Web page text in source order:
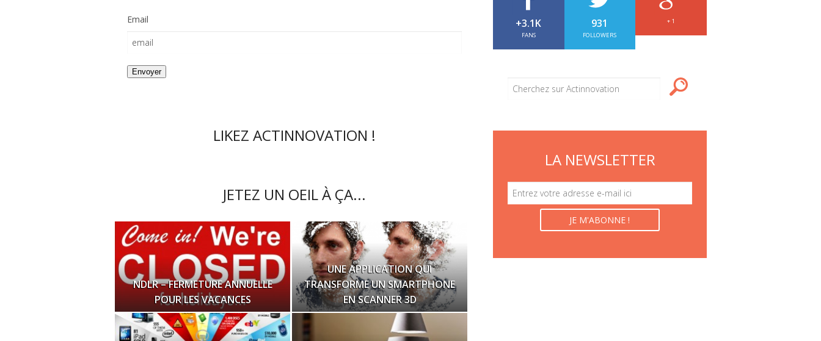
Email
LIKEZ ACTINNOVATION !
JETEZ UN OEIL À ÇA...
NDLR – FERMETURE ANNUELLE
POUR LES VACANCES
UNE APPLICATION QUI
TRANSFORME UN SMARTPHONE
EN SCANNER 3D
+3.1K
FANS
931
FOLLOWERS
+ 1
LA NEWSLETTER